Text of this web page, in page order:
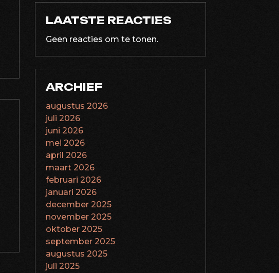
LAATSTE REACTIES
Geen reacties om te tonen.
ARCHIEF
augustus 2026
juli 2026
juni 2026
mei 2026
april 2026
maart 2026
februari 2026
januari 2026
december 2025
november 2025
oktober 2025
september 2025
augustus 2025
juli 2025